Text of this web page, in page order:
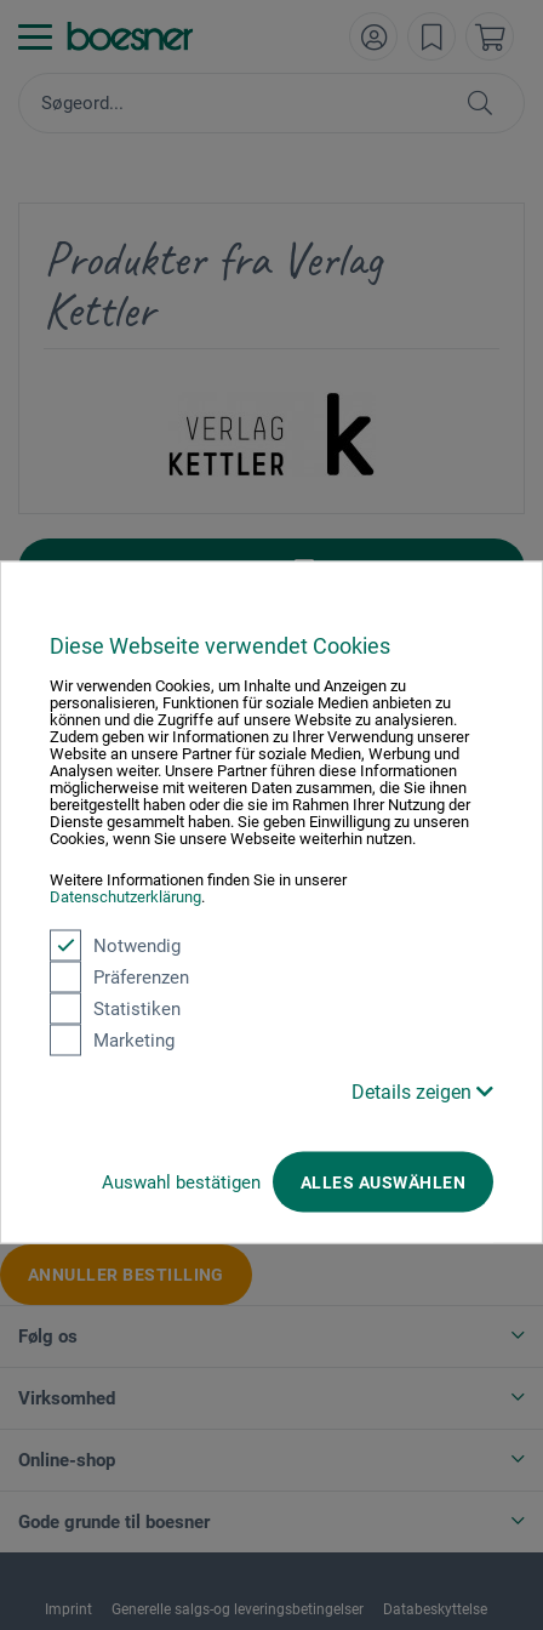
Diese Webseite verwendet Cookies
Wir verwenden Cookies, um Inhalte und Anzeigen zu
personalisieren, Funktionen für soziale Medien anbieten zu
können und die Zugriffe auf unsere Website zu analysieren.
Zudem geben wir Informationen zu Ihrer Verwendung unserer
Website an unsere Partner für soziale Medien, Werbung und
Analysen weiter. Unsere Partner führen diese Informationen
möglicherweise mit weiteren Daten zusammen, die Sie ihnen
bereitgestellt haben oder die sie im Rahmen Ihrer Nutzung der
Dienste gesammelt haben. Sie geben Einwilligung zu unseren
Cookies, wenn Sie unsere Webseite weiterhin nutzen.
Weitere Informationen finden Sie in unserer
Datenschutzerklärung.
Notwendig
Präferenzen
Statistiken
Marketing
Details zeigen
Auswahl bestätigen ALLES AUSWÄHLEN
Produkter fra Verlag
Kettler
1
Betalingsmetoder
Produktkategorier
ANNULLER BESTILLING
Følg os
Virksomhed
Online-shop
Gode grunde til boesner
Imprint Generelle salgs-og leveringsbetingelser Databeskyttelse